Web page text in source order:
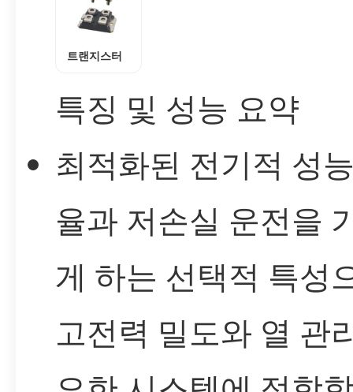
트랜지스터
특징 및 성능 요약
최적화된 전기적 성
율과 저손실 운전을
게 하는 선택적 특성
고전력 밀도와 열 관